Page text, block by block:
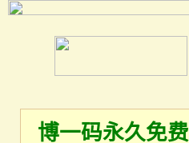
博一码永久免费